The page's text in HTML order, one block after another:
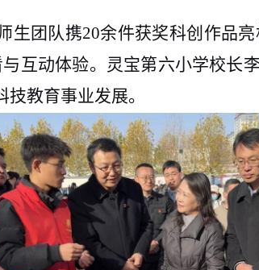
生团队携20余件获奖科创作品
互动体验。灵宝第六小学校长
教育事业发展。